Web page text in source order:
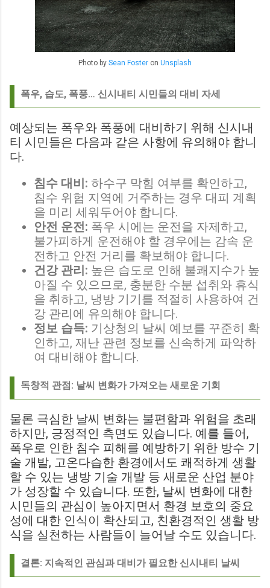
Photo by Sean Foster on Unsplash
폭우, 습도, 폭풍… 신시내티 시민들의 대비 자세
예상되는 폭우와 폭풍에 대비하기 위해 신시내
티 시민들은 다음과 같은 사항에 유의해야 합니
다.
침수 대비: 하수구 막힘 여부를 확인하고,
침수 위험 지역에 거주하는 경우 대피 계획
을 미리 세워두어야 합니다.
안전 운전: 폭우 시에는 운전을 자제하고,
불가피하게 운전해야 할 경우에는 감속 운
전하고 안전 거리를 확보해야 합니다.
건강 관리: 높은 습도로 인해 불쾌지수가 높
아질 수 있으므로, 충분한 수분 섭취와 휴식
을 취하고, 냉방 기기를 적절히 사용하여 건
강 관리에 유의해야 합니다.
정보 습득: 기상청의 날씨 예보를 꾸준히 확
인하고, 재난 관련 정보를 신속하게 파악하
여 대비해야 합니다.
독창적 관점: 날씨 변화가 가져오는 새로운 기회
물론 극심한 날씨 변화는 불편함과 위험을 초래
하지만, 긍정적인 측면도 있습니다. 예를 들어,
폭우로 인한 침수 피해를 예방하기 위한 방수 기
술 개발, 고온다습한 환경에서도 쾌적하게 생활
할 수 있는 냉방 기술 개발 등 새로운 산업 분야
가 성장할 수 있습니다. 또한, 날씨 변화에 대한
시민들의 관심이 높아지면서 환경 보호의 중요
성에 대한 인식이 확산되고, 친환경적인 생활 방
식을 실천하는 사람들이 늘어날 수도 있습니다.
결론: 지속적인 관심과 대비가 필요한 신시내티 날씨